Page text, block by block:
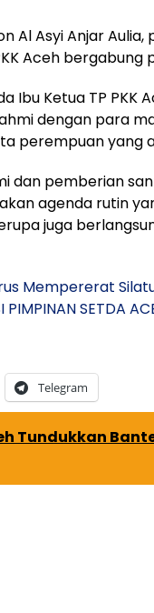
Al Asyi Anjar
Aceh bergabung
Ibu Ketua TP PKK
dengan para
perempuan yang
dan pemberian
agenda rutin
juga
Mempererat
PIMPINAN SETDA
Telegram
Tundukkan